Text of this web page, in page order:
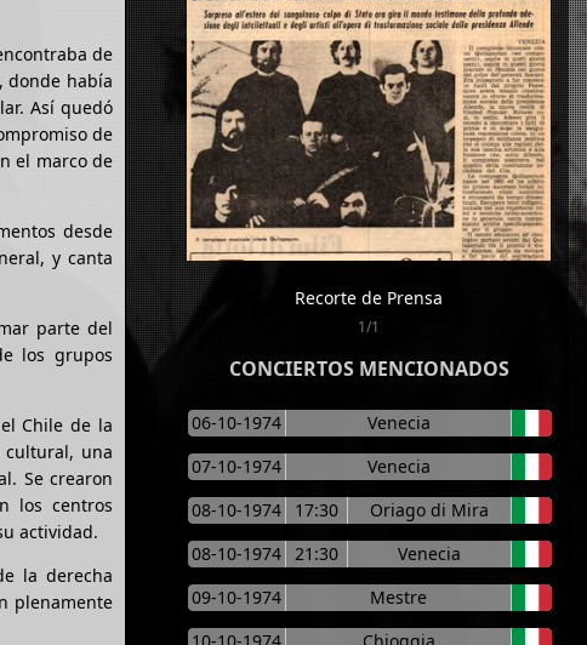
de
donde había
Así quedó
de
el marco de
desde
y canta
parte del
los grupos
Chile de la
cultural, una
Se crearon
los centros
actividad.
la derecha
plenamente
Recorte de Prensa
1/1
CONCIERTOS MENCIONADOS
06-10-1974
Venecia
07-10-1974
Venecia
08-10-1974
17:30
Oriago di Mira
08-10-1974 21:30
Venecia
09-10-1974
Mestre